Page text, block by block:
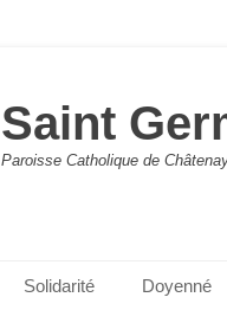
Saint
Paroisse Catholique de
Solidarité Doyenné